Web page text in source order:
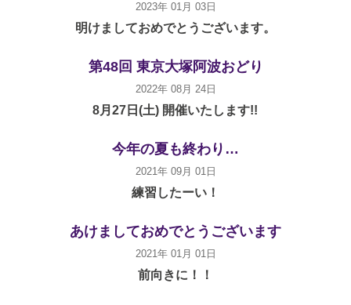
2023年 01月 03日
明けましておめでとうございます。
第48回 東京大塚阿波おどり
2022年 08月 24日
8月27日(土) 開催いたします!!
今年の夏も終わり…
2021年 09月 01日
練習したーい！
あけましておめでとうございます
2021年 01月 01日
前向きに！！